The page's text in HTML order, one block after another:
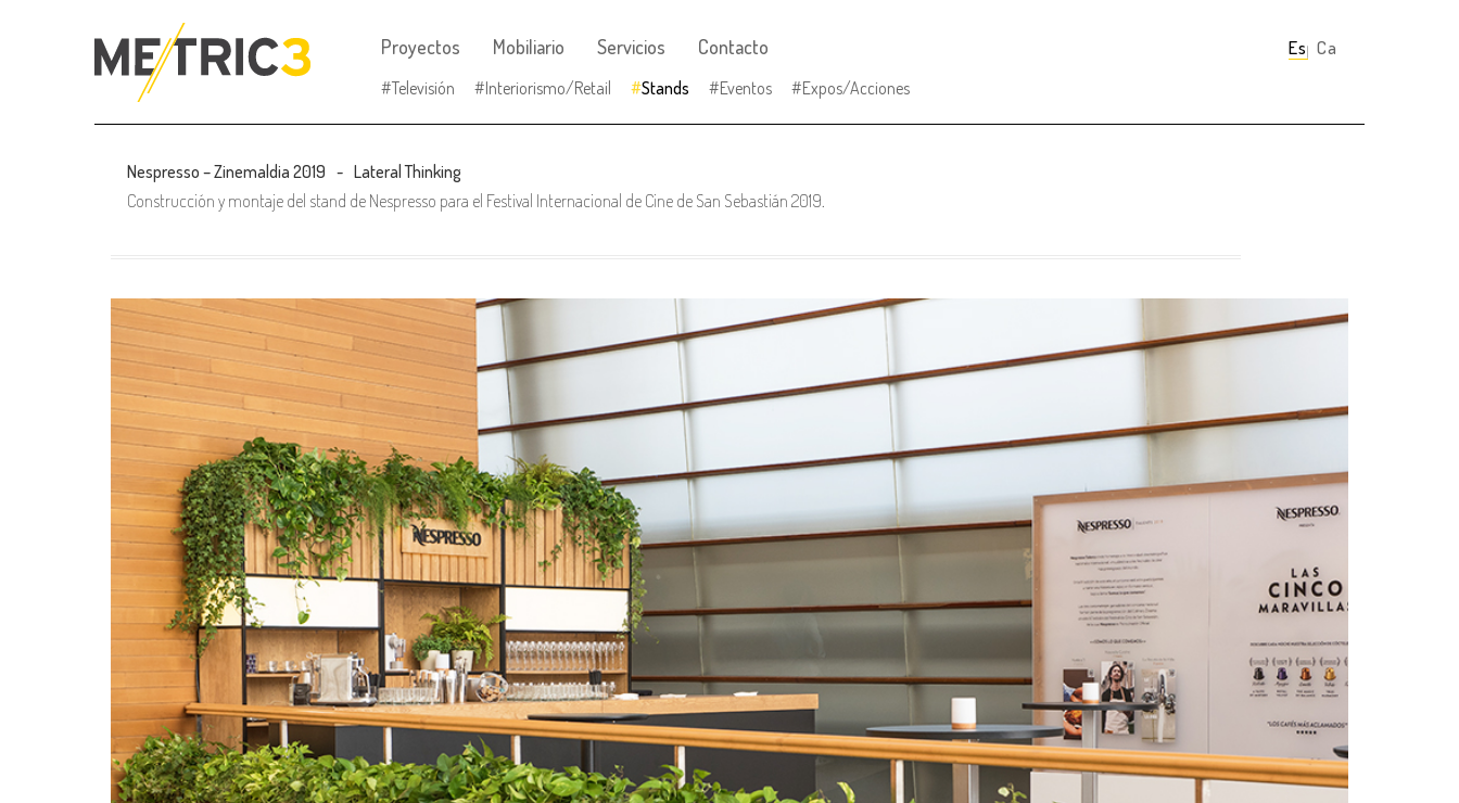
Proyectos
Televisión Interiorismo/Retail Stands Eventos Expos/Acciones
Mobiliario Servicios Contacto Español
Català
Nespresso – Zinemaldia 2019
Lateral Thinking
Construcción y montaje del stand de Nespresso para el Festival Internacional de Cine de San Sebastián 2019.